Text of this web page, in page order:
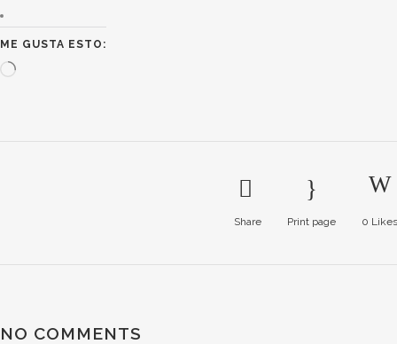
ME GUSTA ESTO:
Cargando...
Share Print page 0
NO COMMENTS